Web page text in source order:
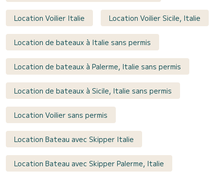
Location Voilier Italie Location Voilier Sicile, Italie
Location de bateaux à Italie sans permis
Location de bateaux à Palerme, Italie sans permis
Location de bateaux à Sicile, Italie sans permis
Location Voilier sans permis
Location Bateau avec Skipper Italie
Location Bateau avec Skipper Palerme, Italie